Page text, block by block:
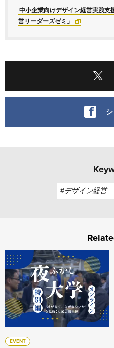
中小企業向けデザイン経営実践
営リーダーズゼミ」
#デザイン経営
EVENT
【アーカイブ配信】"誰が来